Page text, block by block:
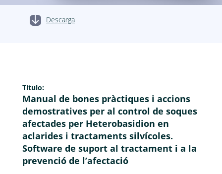
Descarga
Título:
Manual de bones pràctiques i accions
demostratives per al control de soques
afectades per Heterobasidion en
aclarides i tractaments silvícoles.
Software de suport al tractament i a la
prevenció de l’afectació